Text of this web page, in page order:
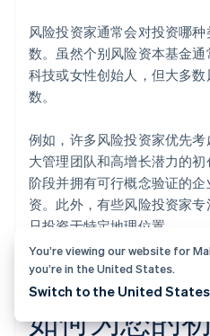
风险投资家通常会对投资哪
数。虽然个别风险资本基金
科技或女性创始人，但大多
数。
例如，许多风险投资家优先
大管理团队和高增长潜力的
阶段并拥有可行概念验证的
资。此外，有些风险投资家
只投资于特定地理位置。
如何为您的
You’re viewing our website for
you’re in the United States.
Switch to the United